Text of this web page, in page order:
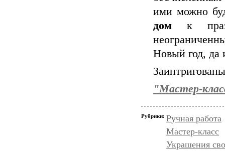
ими можно
дом к
Новый год, да
"Мастер-
Рубрики: Ручная работа
Мастер-класс
Украшения